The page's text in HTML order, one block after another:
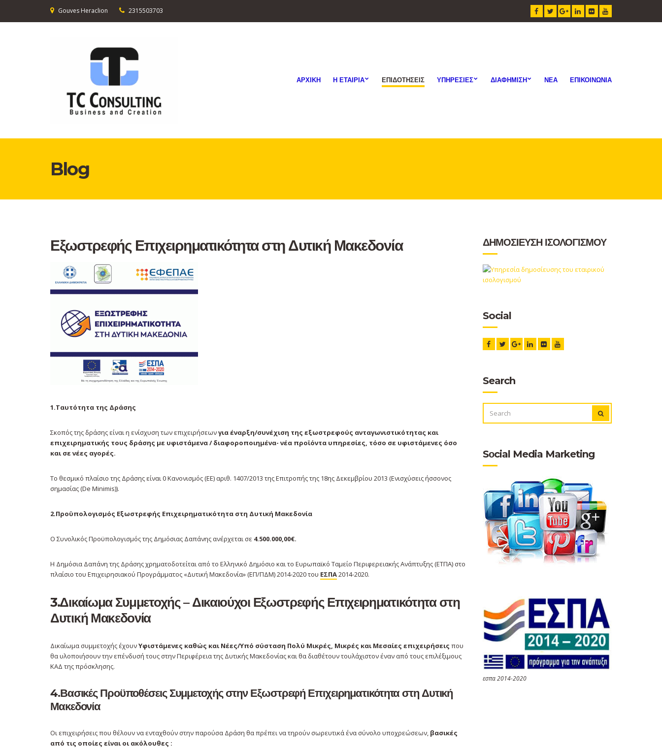
Gouves Heraclion 2315503703
ΑΡΧΙΚΗ Η ΕΤΑΙΡΙΑ ΕΠΙΔΟΤΗΣΕΙΣ ΥΠΗΡΕΣΙΕΣ ΔΙΑΦΗΜΙΣΗ ΝΕΑ ΕΠΙΚΟΙΝΩΝΙΑ
Blog
Εξωστρεφής Επιχειρηματικότητα στη Δυτική Μακεδονία
1.Ταυτότητα της Δράσης
Σκοπός της δράσης είναι η ενίσχυση των επιχειρήσεωνγια έναρξη/συνέχιση της εξωστρεφούς ανταγωνιστικότητας και
επιχειρηματικής τους δράσης με υφιστάμενα / διαφοροποιημένα- νέα προϊόντα υπηρεσίες, τόσο σε υφιστάμενες όσο
και σε νέες αγορές.
Το θεσμικό πλαίσιο της Δράσης είναι 0 Κανονισμός (ΕΕ) αριθ. 1407/2013 της Επιτροπής της 18ης Δεκεμβρίου 2013 (Ενισχύσεις ήσσονος
σημασίας (De Minimis)).
2.Προϋπολογισμός Εξωστρεφής Επιχειρηματικότητα στη Δυτική Μακεδονία
Ο Συνολικός Προϋπολογισμός της Δημόσιας Δαπάνης ανέρχεται σε 4.500.000,00€.
Η Δημόσια Δαπάνη της Δράσης χρηματοδοτείται από το Ελληνικό Δημόσιο και το Ευρωπαϊκό Ταμείο Περιφερειακής Ανάπτυξης (ΕΤΠΑ) στο
πλαίσιο του Επιχειρησιακού Προγράμματος «Δυτική Μακεδονία» (ΕΠ/ΠΔΜ) 2014-2020 του ΕΣΠΑ2014-2020.
3.Δικαίωμα Συμμετοχής – Δικαιούχοι Εξωστρεφής Επιχειρηματικότητα στη
Δυτική Μακεδονία
Δικαίωμα συμμετοχής έχουνΥφιστάμενες καθώς και Νέες/Υπό σύσταση Πολύ Μικρές, Μικρές και Μεσαίες επιχειρήσεις που
θα υλοποιήσουν την επένδυσή τους στην Περιφέρεια της Δυτικής Μακεδονίας και θα διαθέτουν τουλάχιστον έναν από τους επιλέξιμους
ΚΑΔ της πρόσκλησης.
4.Βασικές Προϋποθέσεις Συμμετοχής στηνΕξωστρεφή Επιχειρηματικότητα στη Δυτική
Μακεδονία
Οι επιχειρήσεις που θέλουν να ενταχθούν στην παρούσα Δράση θα πρέπει να τηρούν σωρευτικά ένα σύνολο υποχρεώσεων, βασικές
από τις οποίες είναι οι ακόλουθες :
ΔΗΜΟΣΙΕΥΣΗ ΙΣΟΛΟΓΙΣΜΟΥ
Social
Search
FOR:
Sοcial Media Marketing
εσπα 2014-2020